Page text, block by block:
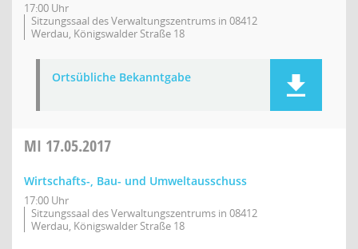
17:00 Uhr
Sitzungssaal des Verwaltungszentrums in 08412
Werdau, Königswalder Straße 18
Ortsübliche Bekanntgabe
MI 17.05.2017
Wirtschafts-, Bau- und Umweltausschuss
17:00 Uhr
Sitzungssaal des Verwaltungszentrums in 08412
Werdau, Königswalder Straße 18